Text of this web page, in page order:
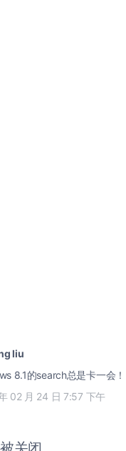
liu
8.1的search总是卡一会！
02 月 24 日 7:57 下午